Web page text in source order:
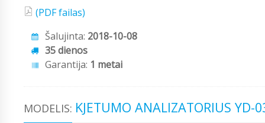
(PDF failas)
Šalujinta: 2018-10-08
35 dienos
Garantija: 1 metai
MODELIS: KJETUMO ANALIZATORIUS YD-